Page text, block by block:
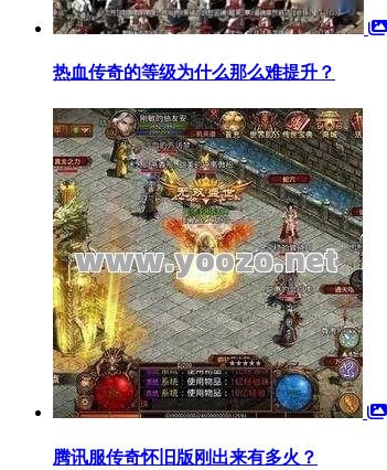
热血传奇的等级为什么那么难提升？
腾讯服传奇怀旧版刚出来有多火？